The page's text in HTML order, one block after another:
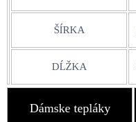
ŠÍRKA
DĹŽKA
Dámske tepláky